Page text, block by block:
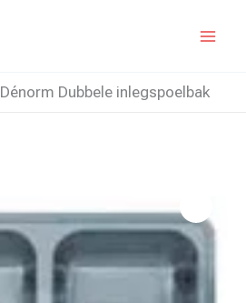
Dénorm Dubbele inlegspoelbak